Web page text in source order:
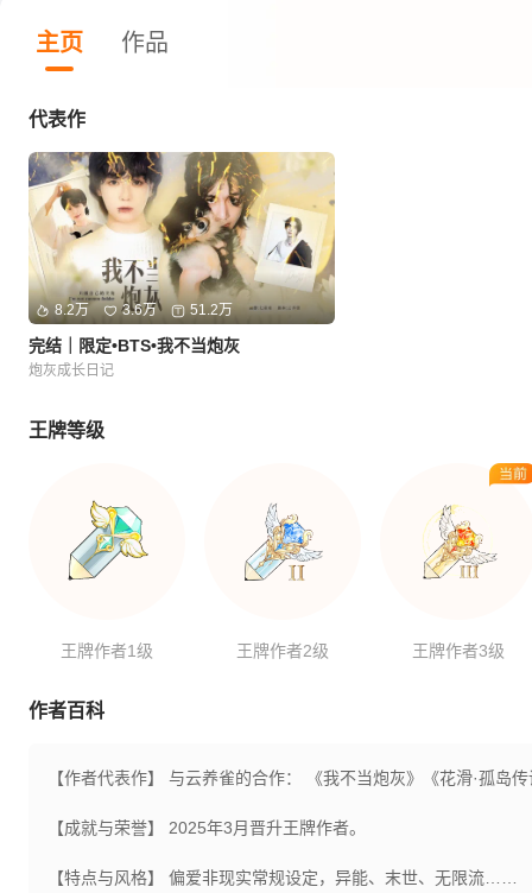
主页 作品
代表作
8.2万 3.6万 51.2万
完结｜限定•BTS•我不当炮灰
炮灰成长日记
王牌等级
王牌作者1级 王牌作者2级 王牌作者3级
作者百科
【作者代表作】 与云养雀的合作： 《我不当炮灰》《花滑·孤岛
【成就与荣誉】 2025年3月晋升王牌作者。
【特点与风格】 偏爱非现实常规设定，异能、末世、无限流……